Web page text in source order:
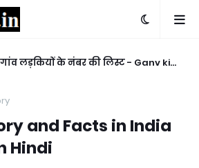
लड़कियों के नंबर की लिस्ट - Ganv ki
and Facts in India
Hindi